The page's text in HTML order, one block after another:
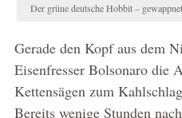
Der grüne deutsche Hobbit –
Gerade den Kopf aus dem
Eisenfresser Bolsonaro die
Kettensägen zum
Bereits wenige Stunden